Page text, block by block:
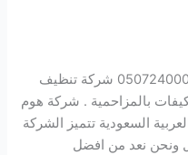
شركة تنظيف مكيفات بالمزاحمية 0507240005 شركة تنظيف
بالمزاحمية . شركة هوم
السعودية تتميز الشركة
ونحن نعد من افضل